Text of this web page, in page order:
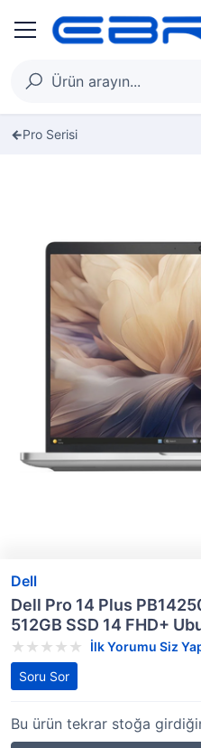
Pro Serisi
Dell
Dell Pro 14 Plus
512GB SSD 14 FHD+
İlk Yorumu Siz
Soru Sor
Bu ürün tekrar stoğa